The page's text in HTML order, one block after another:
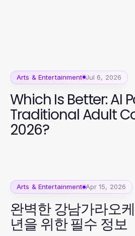
Arts & Entertainment Jul 6, 2026
Which Is Better: AI
Traditional Adult
2026?
Arts & Entertainment Apr 15, 2026
완벽한 강남가라오
년을 위한 필수 정보